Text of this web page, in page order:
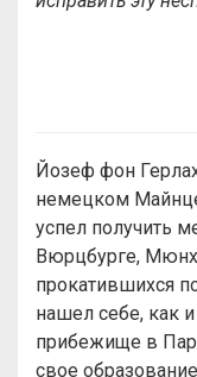
Йозеф фон
немецком
успел получить
Вюрцбурге,
прокатившихся
нашел себе, как
прибежище в
свое